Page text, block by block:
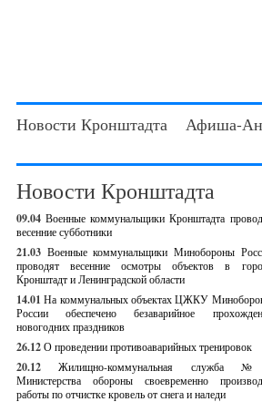
Новости Кронштадта Афиша-
Новости Кронштадта
09.04 Военные коммунальщики Кронштадта
весенние субботники
21.03 Военные коммунальщики Минобороны
проводят весенние осмотры объектов в
Кронштадт и Ленинградской области
14.01 На коммунальных объектах ЦЖКУ
России обеспечено безаварийное
новогодних праздников
26.12О проведении противоаварийных тренировок
20.12
Жилищно-коммунальная служба
Министерства обороны своевременно
работы по отчистке кровель от снега и наледи